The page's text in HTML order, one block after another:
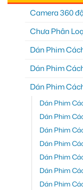
Camera 360
Chưa Phân
Dán Phim
Dán Phim
Dán Phim
Dán Phim
Dán Phim
Dán Phim
Dán Phim
Dán Phim
Dán Phim
Dán Phim